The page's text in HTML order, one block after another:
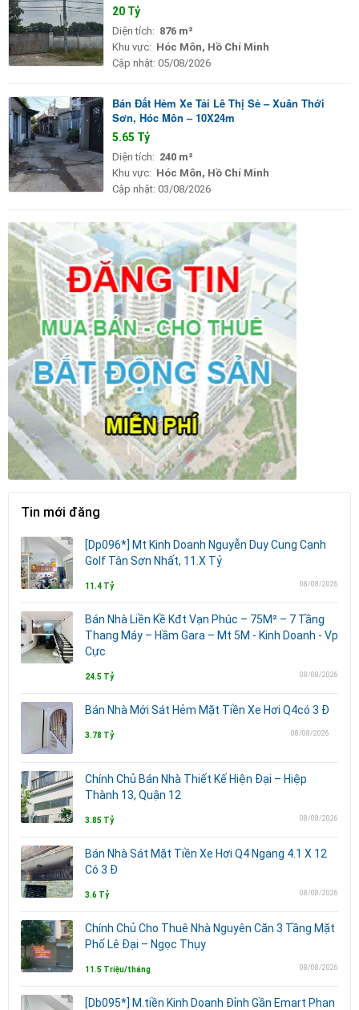
20 Tỷ
Diện tích: 876 m²
Khu vực: Hóc Môn, Hồ Chí Minh
Cập nhật: 05/08/2026
Bán Đất Hẻm Xe Tải Lê Thị Sẻ – Xuân Thới
Sơn, Hóc Môn – 10X24m
5.65 Tỷ
Diện tích: 240 m²
Khu vực: Hóc Môn, Hồ Chí Minh
Cập nhật: 03/08/2026
Tin mới đăng
[Dp096*] Mt Kinh Doanh Nguyễn Duy Cung Cạnh
Golf Tân Sơn Nhất, 11.X Tỷ
11.4 Tỷ 08/08/2026
Bán Nhà Liền Kề Kđt Vạn Phúc – 75M² – 7 Tầng
Thang Máy – Hầm Gara – Mt 5M - Kinh Doanh - Vp
Cực
24.5 Tỷ 08/08/2026
Bán Nhà Mới Sát Hẻm Mặt Tiền Xe Hơi Q4có 3 Đ
3.78 Tỷ 08/08/2026
Chính Chủ Bán Nhà Thiết Kế Hiện Đại – Hiệp
Thành 13, Quận 12
3.85 Tỷ 08/08/2026
Bán Nhà Sát Mặt Tiền Xe Hơi Q4 Ngang 4.1 X 12
Có 3 Đ
3.6 Tỷ 08/08/2026
Chính Chủ Cho Thuê Nhà Nguyên Căn 3 Tầng Mặt
Phố Lê Đại – Ngọc Thụy
11.5 Triệu/tháng 08/08/2026
[Db095*] M.tiền Kinh Doanh Đỉnh Gần Emart Phan